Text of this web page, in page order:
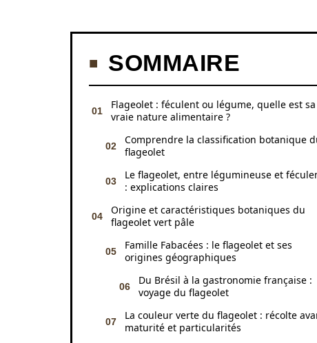
SOMMAIRE
Flageolet : féculent ou légume, quelle est sa
vraie nature alimentaire ?
Comprendre la classification botanique
flageolet
Le flageolet, entre légumineuse et
: explications claires
Origine et caractéristiques botaniques du
flageolet vert pâle
Famille Fabacées : le flageolet et ses
origines géographiques
Du Brésil à la gastronomie française :
voyage du flageolet
La couleur verte du flageolet : récolte
maturité et particularités